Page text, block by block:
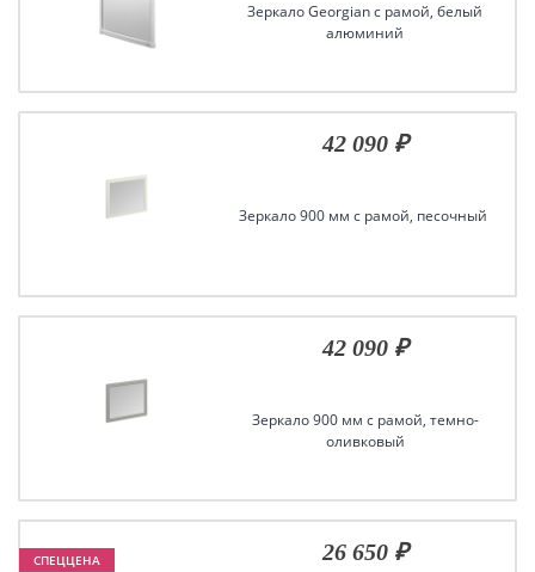
Зеркало Georgian с рамой, белый
алюминий
42 090 ₽
Зеркало 900 мм с рамой, песочный
42 090 ₽
Зеркало 900 мм с рамой, темно-
оливковый
СПЕЦЦЕНА 26 650 ₽